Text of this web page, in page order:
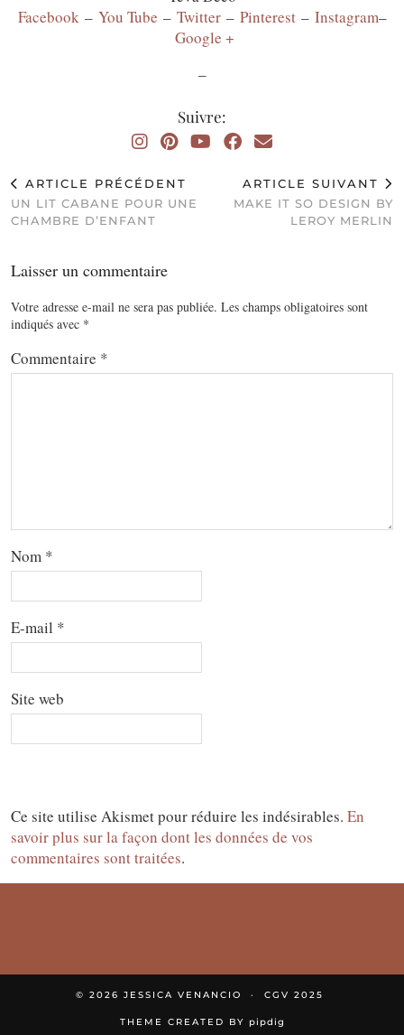
Facebook – You Tube – Twitter – Pinterest – Instagram–
Google +
–
Suivre:
ARTICLE PRÉCÉDENT
UN LIT CABANE POUR UNE
CHAMBRE D’ENFANT
ARTICLE SUIVANT
MAKE IT SO DESIGN BY
LEROY MERLIN
Laisser un commentaire
Votre adresse e-mail ne sera pas publiée. Les champs obligatoires sont
indiqués avec *
Commentaire *
Nom *
E-mail *
Site web
Ce site utilise Akismet pour réduire les indésirables. En
savoir plus sur la façon dont les données de vos
commentaires sont traitées.
© 2026 JESSICA VENANCIO CGV 2025
THEME CREATED BY pipdig